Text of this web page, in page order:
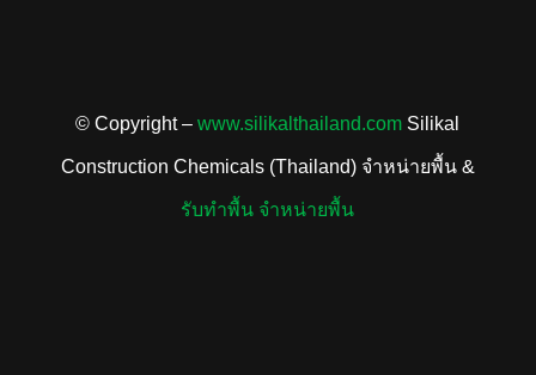
© Copyright –www.silikalthailand.com Silikal
Construction Chemicals (Thailand) จำหน่ายพื้น &
รับทำพื้น จำหน่ายพื้น